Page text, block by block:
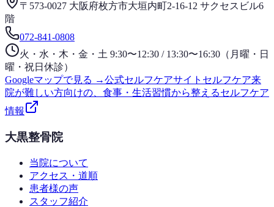
〒573-0027 大阪府枚方市大垣内町2-16-12 サクセスビル6
階
072-841-0808
火・水・木・金・土 9:30〜12:30 / 13:30〜16:30（月曜・日
曜・祝日休診）
Googleマップで見る →公式セルフケアサイト セルフケア来
院が難しい方向けの、食事・生活習慣から整えるセルフケア
情報
大黒整骨院
当院について
アクセス・道順
患者様の声
スタッフ紹介